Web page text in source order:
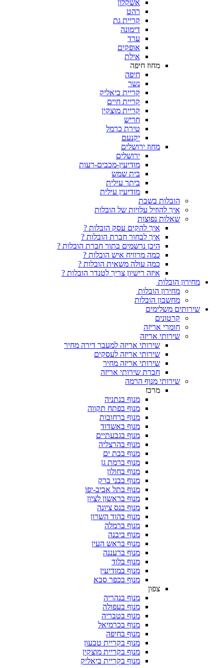
אשקלון
רהט
קריית גת
דימונה
ערד
אופקים
אילת
מחוז חיפה
חיפה
נשר
קריית ביאליק
קריית חיים
קריית מוצקין
חריש
טירת כרמל
יקנעם
מחוז ירושלים
ירושלים
מודיעין-מכבים-רעות
בית שמש
ביתר עילית
מודיעין עילית
הובלות בשבת
איך להוזיל עלויות של הובלות
שאלות נפוצות
איך להקים עסק הובלות ?
איך לבחור חברת הובלות ?
היכן נרשמים בתור חברת הובלות ?
כמה מרוויח איש הובלות ?
כמה עולה משאית הובלות ?
איזה רישיון צריך לטנדר הובלות ?
מחירון הובלות
מחירון הובלות
מחשבון הובלות
שירותים משלימים
קרטונים
חומרי אריזה
שירותי אריזה
שירותי אריזה למעבר דירה מחיר
שירותי אריזה לעסקים
שירותי אריזה מחיר
חברת שירותי אריזה
שירותי מנוף הרמה
מרכז
מנוף בנתניה
מנוף בפתח תקווה
מנוף ברחובות
מנוף באשדוד
מנוף בגבעתיים
מנוף בהרצליה
מנוף בבת ים
מנוף ברמת גן
מנוף בחולון
מנוף בבני ברק
מנוף בתל אביב-יפו
מנוף בראשון לציון
מנוף בנס ציונה
מנוף בהוד השרון
מנוף ברמלה
מנוף ביבנה
מנוף בראש העין
מנוף ברעננה
מנוף בלוד
מנוף במודיעין
מנוף בכפר סבא
צפון
מנוף בנהריה
מנוף בעפולה
מנוף בטבריה
מנוף בכרמיאל
מנוף בחיפה
מנוף בקריית טבעון
מנוף בקריית מוצקין
מנוף בקריית ביאליק